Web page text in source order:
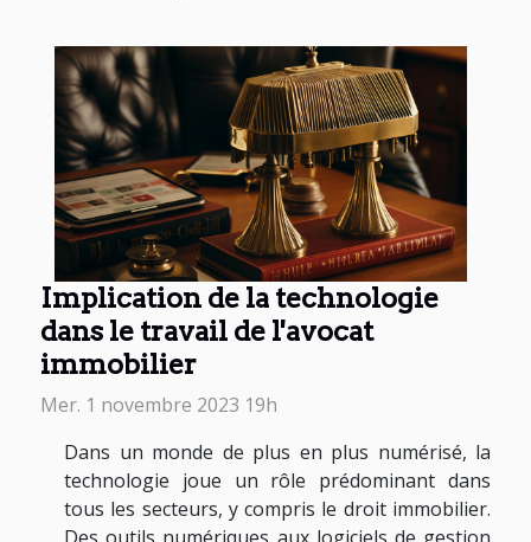
Implication de la technologie
dans le travail de l'avocat
immobilier
Mer. 1 novembre 2023 19h
Dans un monde de plus en plus numérisé, la
technologie joue un rôle prédominant dans
tous les secteurs, y compris le droit immobilier.